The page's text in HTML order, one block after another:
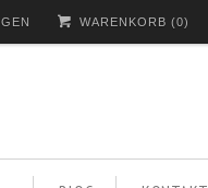
WARENKORB (0)